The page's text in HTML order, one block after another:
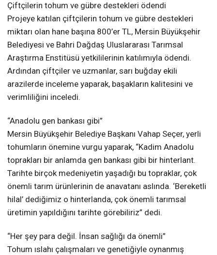
Çiftçilerin tohum ve gübre destekleri ödendi
Projeye katılan çiftçilerin tohum ve gübre destekleri
miktarı olan hane başına 800’er TL, Mersin Büyükşehir
Belediyesi ve Bahri Dağdaş Uluslararası Tarımsal
Araştırma Enstitüsü yetkililerinin katılımıyla ödendi.
Ardından çiftçiler ve uzmanlar, sarı buğday ekili
arazilerde inceleme yaparak, başakların kalitesini ve
verimliliğini inceledi.
“Anadolu gen bankası gibi”
Mersin Büyükşehir Belediye Başkanı Vahap Seçer, yerli
tohumların önemine vurgu yaparak, “Kadim Anadolu
toprakları bir anlamda gen bankası gibi bir hinterlant.
Tarihte birçok medeniyetin yaşadığı bu topraklar, çok
önemli tarım ürünlerinin de anavatanı aslında. ‘Bereketli
hilal’ dediğimiz o hinterlanda, çok önemli tarımsal
üretimin yapıldığını tarihte görebiliriz” dedi.
“Her şey para değil. İnsan sağlığı da önemli”
Tohum ıslahı çalışmaları ve genetiğiyle oynanmış